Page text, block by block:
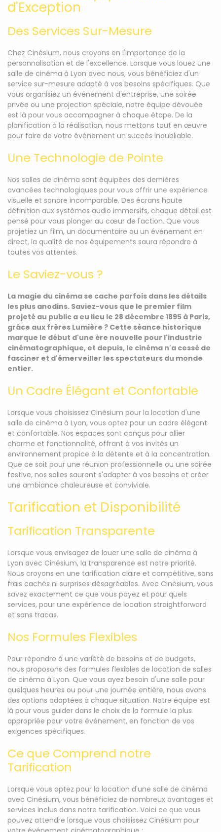
d'Exception
Des Services Sur-Mesure
Chez Cinésium, nous croyons en l'importance de la
personnalisation et de l'excellence. Lorsque vous louez une
salle de cinéma à Lyon avec nous, vous bénéficiez d'un
service sur-mesure adapté à vos besoins spécifiques. Que
vous organisiez un événement d'entreprise, une soirée
privée ou une projection spéciale, notre équipe dévouée
est là pour vous accompagner à chaque étape. De la
planification à la réalisation, nous mettons tout en œuvre
pour faire de votre événement un succès inoubliable.
Une Technologie de Pointe
Nos salles de cinéma sont équipées des dernières
avancées technologiques pour vous offrir une expérience
visuelle et sonore incomparable. Des écrans haute
définition aux systèmes audio immersifs, chaque détail est
pensé pour vous plonger au cœur de l'action. Que vous
projetiez un film, un documentaire ou un événement en
direct, la qualité de nos équipements saura répondre à
toutes vos attentes.
Le Saviez-vous ?
La magie du cinéma se cache parfois dans les détails
les plus anodins. Saviez-vous que le premier film
projeté au public a eu lieu le 28 décembre 1895 à Paris,
grâce aux frères Lumière ? Cette séance historique
marque le début d'une ère nouvelle pour l'industrie
cinématographique, et depuis, le cinéma n'a cessé de
fasciner et d'émerveiller les spectateurs du monde
entier.
Un Cadre Élégant et Confortable
Lorsque vous choisissez Cinésium pour la location d'une
salle de cinéma à Lyon, vous optez pour un cadre élégant
et confortable. Nos espaces sont conçus pour allier
charme et fonctionnalité, offrant à vos invités un
environnement propice à la détente et à la concentration.
Que ce soit pour une réunion professionnelle ou une soirée
festive, nos salles sauront s'adapter à vos besoins et créer
une ambiance chaleureuse et conviviale.
Tarification et Disponibilité
Tarification Transparente
Lorsque vous envisagez de louer une salle de cinéma à
Lyon avec Cinésium, la transparence est notre priorité.
Nous croyons en une tarification claire et compétitive, sans
frais cachés ni surprises désagréables. Avec Cinésium, vous
savez exactement ce que vous payez et pour quels
services, pour une expérience de location straightforward
et sans tracas.
Nos Formules Flexibles
Pour répondre à une variété de besoins et de budgets,
nous proposons des formules flexibles de location de salles
de cinéma à Lyon. Que vous ayez besoin d'une salle pour
quelques heures ou pour une journée entière, nous avons
des options adaptées à chaque situation. Notre équipe est
là pour vous guider dans le choix de la formule la plus
appropriée pour votre événement, en fonction de vos
exigences spécifiques.
Ce que Comprend notre
Tarification
Lorsque vous optez pour la location d'une salle de cinéma
avec Cinésium, vous bénéficiez de nombreux avantages et
services inclus dans notre tarification. Voici ce que vous
pouvez attendre lorsque vous choisissez Cinésium pour